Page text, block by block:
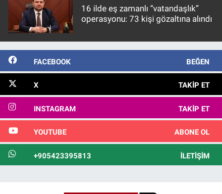
16 ilde eş zamanlı “vatandaşlık”
operasyonu: 73 kişi gözaltına alındı
FACEBOOK BEĞEN
X TAKIP ET
INSTAGRAM TAKIP ET
YOUTUBE ABONE OL
+905423395813 İLETIŞIM